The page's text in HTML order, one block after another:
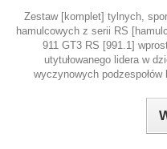
Zestaw [komplet] tylnych,
hamulcowych z serii RS
911 GT3 RS [991.1]
utytułowanego lidera w
wyczynowych